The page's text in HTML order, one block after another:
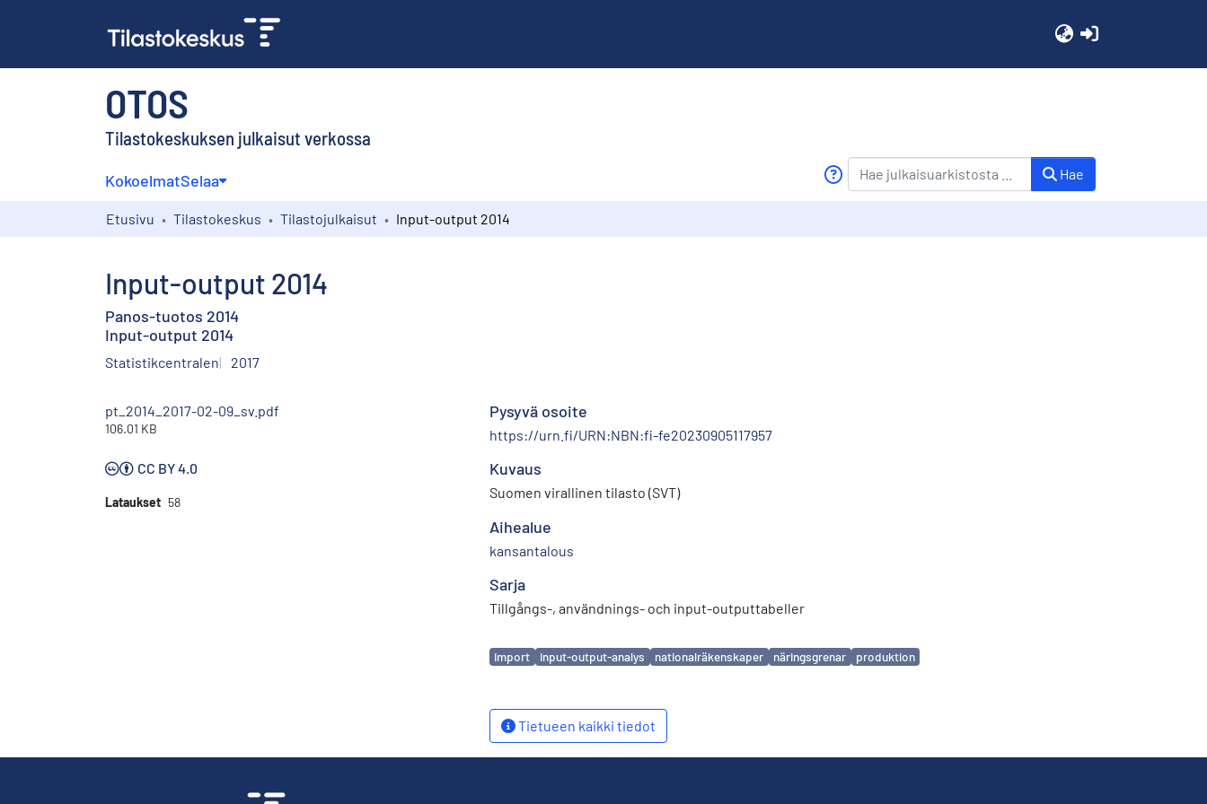
OTOS
Tilastokeskuksen julkaisut verkossa
KokoelmatSelaa Hae
Etusivu Tilastokeskus Tilastojulkaisut Input-output 2014
Input-output 2014
Panos-tuotos 2014
Input-output 2014
Statistikcentralen 2017
pt_2014_2017-02-09_sv.pdf
106.01 KB
CC BY 4.0
Lataukset 58
Pysyvä osoite
https://urn.fi/URN:NBN:fi-fe20230905117957
Kuvaus
Suomen virallinen tilasto (SVT)
Aihealue
kansantalous
Sarja
Tillgångs-, användnings- och input-outputtabeller
Avainsanat
import input-output-analys nationalräkenskaper näringsgrenar produktion
Tietueen kaikki tiedot